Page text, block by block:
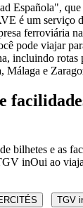
Española",
é um serviço
ferroviária
pode viajar
incluindo rotas
Málaga e
bilhetes e as
inOui ao
TGV